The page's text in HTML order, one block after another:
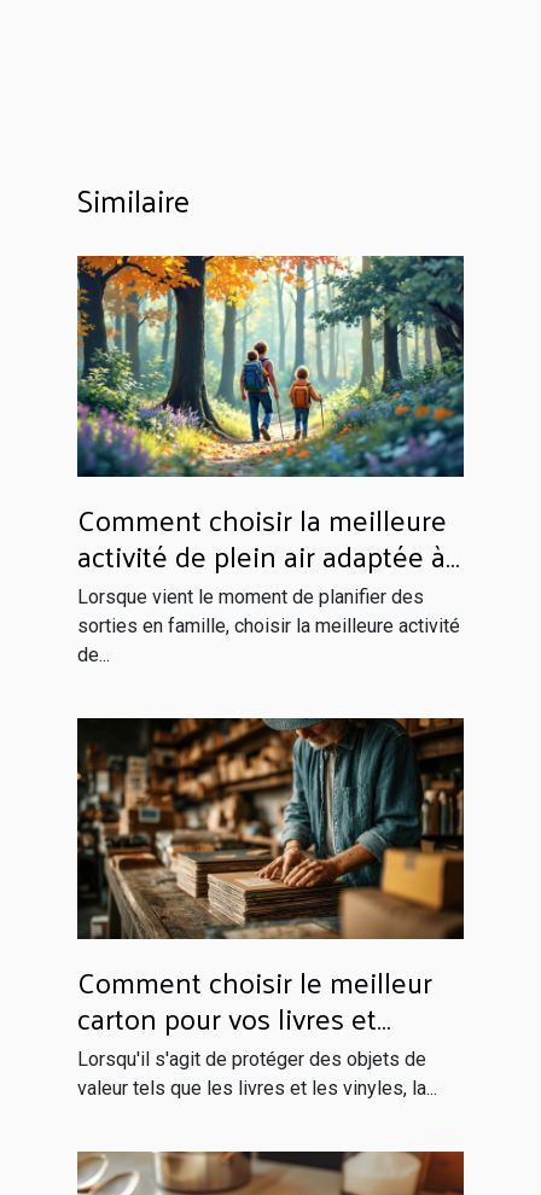
Similaire
Comment choisir la meilleure
activité de plein air adaptée à
votre famille ?
Lorsque vient le moment de planifier des
sorties en famille, choisir la meilleure activité
de...
Comment choisir le meilleur
carton pour vos livres et
vinyles
Lorsqu'il s'agit de protéger des objets de
valeur tels que les livres et les vinyles, la...